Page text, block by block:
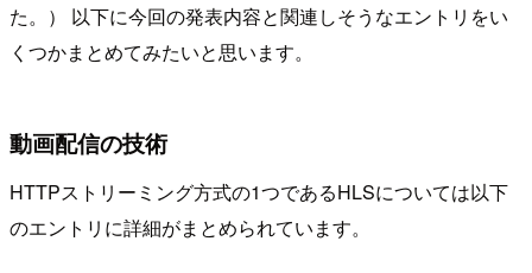
た。） 以下に今回の発表内容と関連しそうなエントリをい
くつかまとめてみたいと思います。
動画配信の技術
HTTPストリーミング方式の1つであるHLSについては以下
のエントリに詳細がまとめられています。